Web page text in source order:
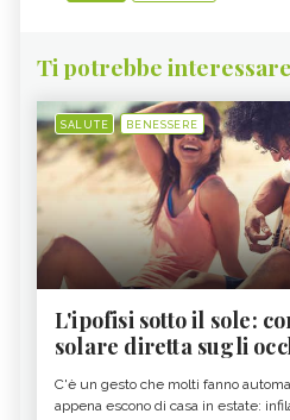
Ti potrebbe
SALUTE BENESSERE
L'ipofisi sotto il sole:
solare diretta sugli
C'è un gesto che molti fanno
appena escono di casa in estate: